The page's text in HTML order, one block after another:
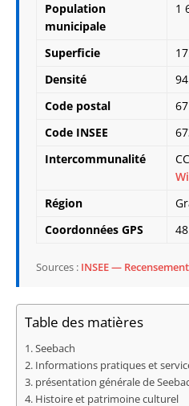
Population
municipale
1
Superficie
Densité
Code postal
Code INSEE
Intercommunalité
Région
Coordonnées GPS
Sources : INSEE —
Table des matières
Seebach
Informations pratiques et
présentation générale de
Histoire et patrimoine culturel